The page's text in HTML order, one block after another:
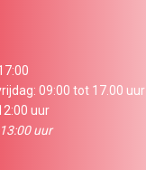
09:00 tot 17.00 uur
uur
uur